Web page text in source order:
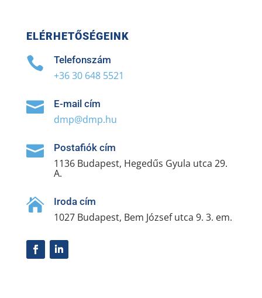
ELÉRHETŐSÉGEINK
 Telefonszám
+36 30 648 5521
 E-mail cím
dmp@dmp.hu
 Postafiók cím
1136 Budapest, Hegedűs Gyula utca 29.
A.
 Iroda cím
1027 Budapest, Bem József utca 9. 3. em.